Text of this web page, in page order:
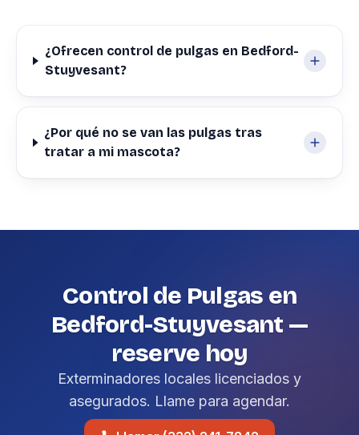
¿Ofrecen control de pulgas en Bedford-
Stuyvesant?
¿Por qué no se van las pulgas tras
tratar a mi mascota?
Control de Pulgas en
Bedford-Stuyvesant —
reserve hoy
Exterminadores locales licenciados y
asegurados. Llame para agendar.